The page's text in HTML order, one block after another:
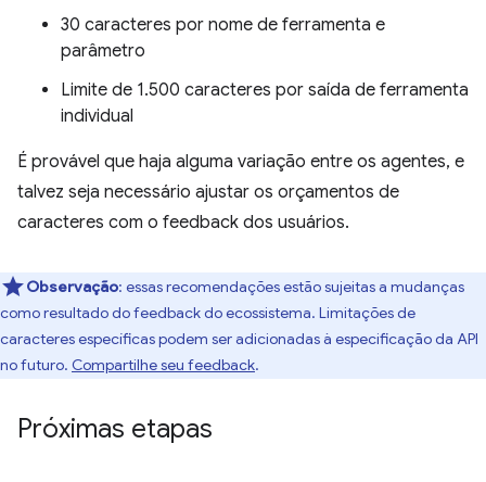
30 caracteres por nome de ferramenta e
parâmetro
Limite de 1.500 caracteres por saída de ferramenta
individual
É provável que haja alguma variação entre os agentes, e
talvez seja necessário ajustar os orçamentos de
caracteres com o feedback dos usuários.
Observação: essas recomendações estão sujeitas a mudanças
como resultado do feedback do ecossistema. Limitações de
caracteres específicas podem ser adicionadas à especificação da API
no futuro. Compartilhe seu feedback.
Próximas etapas